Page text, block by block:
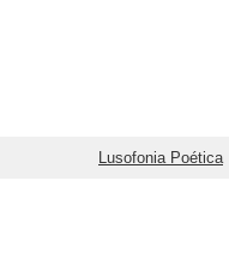
Lusofonia Poética